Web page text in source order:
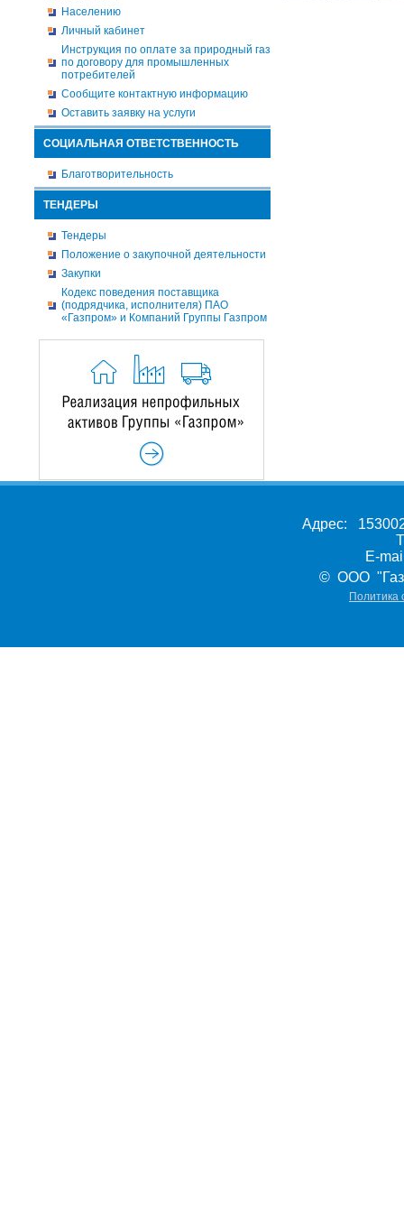
Населению
Личный кабинет
Инструкция по оплате за природный газ
по договору для промышленных
потребителей
Сообщите контактную информацию
Оставить заявку на услуги
СОЦИАЛЬНАЯ ОТВЕТСТВЕННОСТЬ
Благотворительность
ТЕНДЕРЫ
Тендеры
Положение о закупочной деятельности
Закупки
Кодекс поведения поставщика
(подрядчика, исполнителя) ПАО
«Газпром» и Компаний Группы Газпром
Адрес:
E-
© ООО
Политика